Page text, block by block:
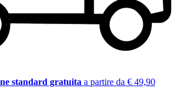
standard gratuita a partire da € 49,90